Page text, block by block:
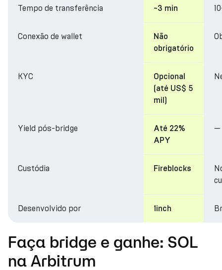
Tempo de transferência ~3 min
Conexão de wallet
Não
obrigatório
KYC
Opcional
(até US$ 5
mil)
Yield pós-bridge
Até 22%
APY
—
Custódia Fireblocks
Desenvolvido por 1inch
Faça bridge e ganhe: SOL
na Arbitrum